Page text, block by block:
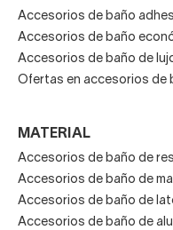
Accesorios de baño
Accesorios de baño
Accesorios de baño de
Ofertas en accesorios de
MATERIAL
Accesorios de baño de
Accesorios de baño de
Accesorios de baño de
Accesorios de baño de